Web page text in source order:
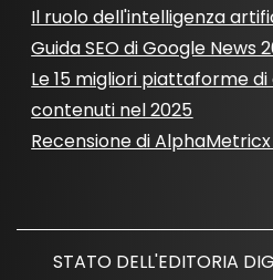
Il ruolo dell'intelligenza
Guida SEO di Google News
Le 15 migliori piattaforme
contenuti nel 2025
Recensione di
STATO DELL'EDITORIA